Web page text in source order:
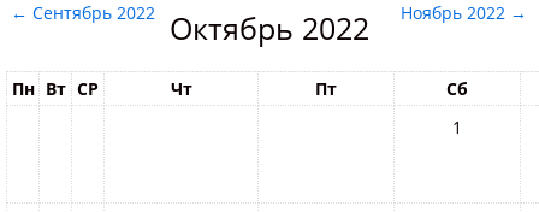
Как записаться и оплатить
Контакты
Часто задаваемые вопросы
Вы не вошли в систему ( Вход
← Сентябрь 2022 Октябрь 2022 Ноябрь 2022 →
Пн Вт СР Чт Пт
Сб
1